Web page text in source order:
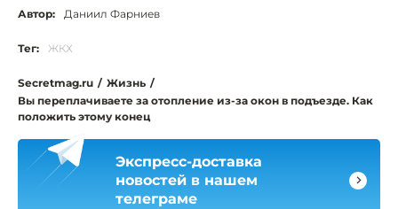
Автор: Даниил Фарниев
Тег: ЖКХ
Secretmag.ru / Жизнь /
Вы переплачиваете за отопление из-за окон в подъезде. Как
положить этому конец
Экспресс-доставка
новостей в нашем
телеграме